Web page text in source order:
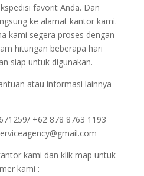
favorit Anda. Dan
ke alamat kantor kami.
kami segera proses dengan
hitungan beberapa hari
siap untuk digunakan.
atau informasi lainnya
+62 878 8763 1193
kami dan klik map untuk
kami :